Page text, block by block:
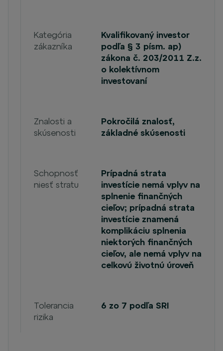
Kategória
zákazníka
Kvalifikovaný investor
podľa § 3 písm. ap)
zákona č. 203/2011 Z.z.
o kolektívnom
investovaní
Znalosti a
skúsenosti
Pokročilá znalosť,
základné skúsenosti
Schopnosť
niesť stratu
Prípadná strata
investície nemá vplyv na
splnenie finančných
cieľov; prípadná strata
investície znamená
komplikáciu splnenia
niektorých finančných
cieľov, ale nemá vplyv na
celkovú životnú úroveň
Tolerancia
rizika
6 zo 7 podľa SRI